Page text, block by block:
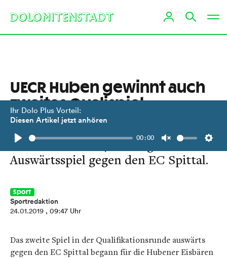
Ihr Dolo Plus Vorteil:
Diesen Artikel jetzt anhören
Play
00:00
Unmute
UECR Huben gewinnt auch
zweites Qualispiel
Die Eisbären feierten einen
überraschenden 4:1-Erfolg im
Auswärtsspiel gegen den EC Spittal.
Sport
Sportredaktion
24.01.2019 , 09:47 Uhr
Das zweite Spiel in der Qualifikationsrunde auswärts
gegen den EC Spittal begann für die Hubener Eisbären